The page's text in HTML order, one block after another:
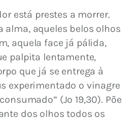
está prestes a morrer.
alma, aqueles belos olhos
aquela face já pálida,
palpita lentamente,
que já se entrega à
experimentado o vinagre
(Jo 19,30). Põe
dos olhos todos os